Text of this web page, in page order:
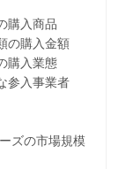
入商品
購入金額
入業態
入事業者
の市場規模